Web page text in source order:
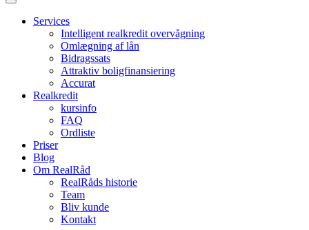
Services
Intelligent realkredit overvågning
Omlægning af lån
Bidragssats
Attraktiv boligfinansiering
Accurat
Realkredit
kursinfo
FAQ
Ordliste
Priser
Blog
Om RealRåd
RealRåds historie
Team
Bliv kunde
Kontakt